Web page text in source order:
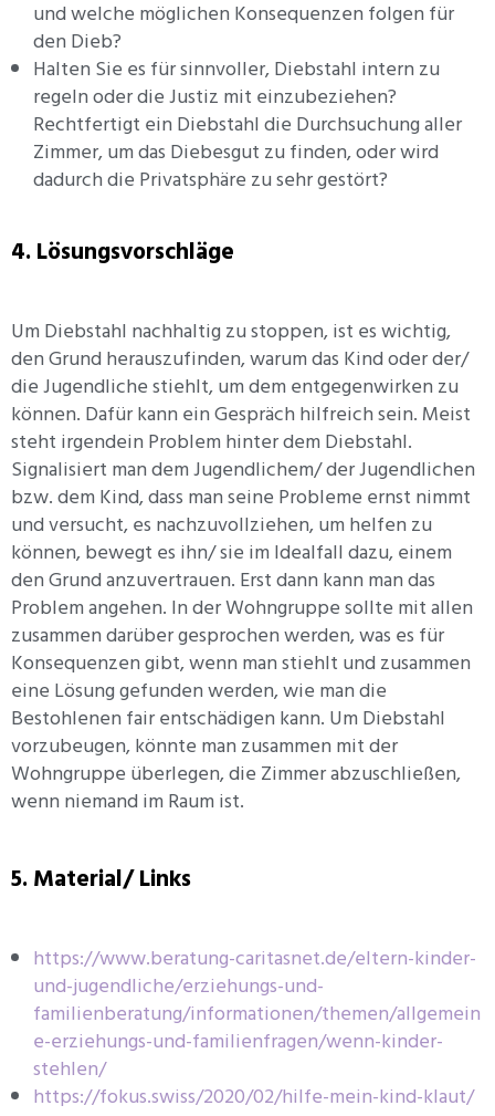
und welche möglichen Konsequenzen folgen für
den Dieb?
Halten Sie es für sinnvoller, Diebstahl intern zu
regeln oder die Justiz mit einzubeziehen?
Rechtfertigt ein Diebstahl die Durchsuchung aller
Zimmer, um das Diebesgut zu finden, oder wird
dadurch die Privatsphäre zu sehr gestört?
4. Lösungsvorschläge
Um Diebstahl nachhaltig zu stoppen, ist es wichtig,
den Grund herauszufinden, warum das Kind oder der/
die Jugendliche stiehlt, um dem entgegenwirken zu
können. Dafür kann ein Gespräch hilfreich sein. Meist
steht irgendein Problem hinter dem Diebstahl.
Signalisiert man dem Jugendlichem/ der Jugendlichen
bzw. dem Kind, dass man seine Probleme ernst nimmt
und versucht, es nachzuvollziehen, um helfen zu
können, bewegt es ihn/ sie im Idealfall dazu, einem
den Grund anzuvertrauen. Erst dann kann man das
Problem angehen. In der Wohngruppe sollte mit allen
zusammen darüber gesprochen werden, was es für
Konsequenzen gibt, wenn man stiehlt und zusammen
eine Lösung gefunden werden, wie man die
Bestohlenen fair entschädigen kann. Um Diebstahl
vorzubeugen, könnte man zusammen mit der
Wohngruppe überlegen, die Zimmer abzuschließen,
wenn niemand im Raum ist.
5. Material/ Links
https://www.beratung-caritasnet.de/eltern-kinder-
und-jugendliche/erziehungs-und-
familienberatung/informationen/themen/allgemein
e-erziehungs-und-familienfragen/wenn-kinder-
stehlen/
https://fokus.swiss/2020/02/hilfe-mein-kind-klaut/